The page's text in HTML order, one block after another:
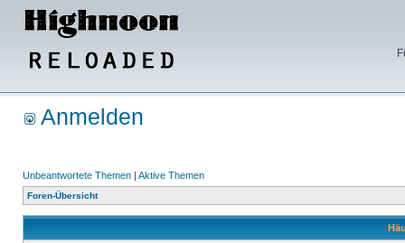
Anmelden
Unbeantwortete Themen | Aktive Themen
Foren-Übersicht